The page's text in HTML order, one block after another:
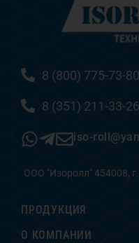
8 (800) 775-73-80
8 (351) 211-33-26
iso-
ООО "Изоролл" 454008,
ПРОДУКЦИЯ
О КОМПАНИИ